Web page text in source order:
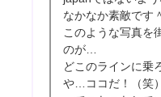
なかなか素敵です
このような写真を
のが…
どこのラインに乗
や…ココだ！（笑）